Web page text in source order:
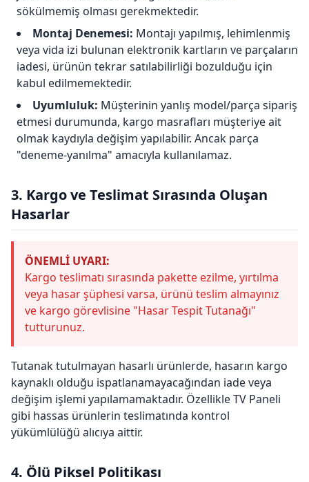
sökülmemiş olması gerekmektedir.
Montaj Denemesi: Montajı yapılmış, lehimlenmiş
veya vida izi bulunan elektronik kartların ve parçaların
iadesi, ürünün tekrar satılabilirliği bozulduğu için
kabul edilmemektedir.
Uyumluluk: Müşterinin yanlış model/parça sipariş
etmesi durumunda, kargo masrafları müşteriye ait
olmak kaydıyla değişim yapılabilir. Ancak parça
"deneme-yanılma" amacıyla kullanılamaz.
3. Kargo ve Teslimat Sırasında Oluşan
Hasarlar
ÖNEMLİ UYARI:
Kargo teslimatı sırasında pakette ezilme, yırtılma
veya hasar şüphesi varsa, ürünü teslim almayınız
ve kargo görevlisine "Hasar Tespit Tutanağı"
tutturunuz.
Tutanak tutulmayan hasarlı ürünlerde, hasarın kargo
kaynaklı olduğu ispatlanamayacağından iade veya
değişim işlemi yapılamamaktadır. Özellikle TV Paneli
gibi hassas ürünlerin teslimatında kontrol
yükümlülüğü alıcıya aittir.
4. Ölü Piksel Politikası